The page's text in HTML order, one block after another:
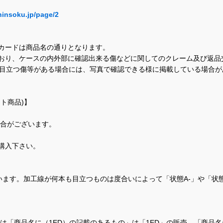
page/2
ドは商品名の通りとなります。
、ケースの内外部に確認出来る傷などに関してのクレーム及び返
つ傷等がある場合には、写真で確認できる様に掲載している場合
商品)】
がございます。
下さい。
す。加工線が何本も目立つものは度合いによって「状態A-」や「状